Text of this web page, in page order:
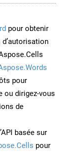
pour obtenir
d’autorisation
pour
ou dirigez-vous
de
basée sur
pour